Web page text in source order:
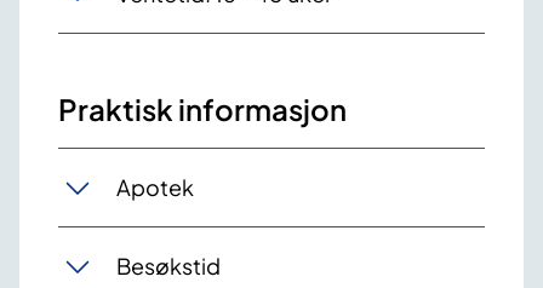
Praktisk informasjon
Apotek
Besøkstid